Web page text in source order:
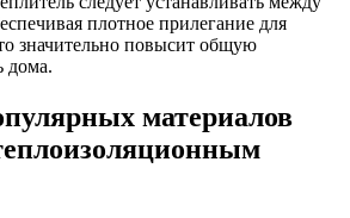
плотное прилегание для
значительно повысит общую
дома.
материалов